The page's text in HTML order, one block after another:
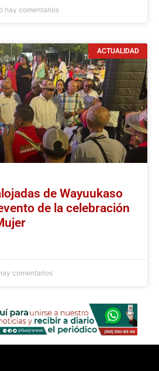
hay comentarios
ACTUALIDAD
de Wayuukaso
de la celebración
comentarios